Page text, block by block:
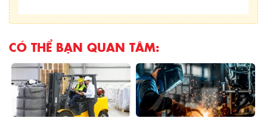
CÓ THỂ BẠN QUAN TÂM: